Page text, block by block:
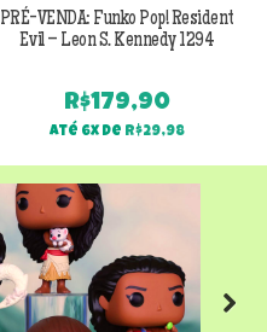
PRÉ-VENDA: Funko Pop! Resident
Evil – Leon S. Kennedy 1294
R$179,90
Até 6x de R$29,98